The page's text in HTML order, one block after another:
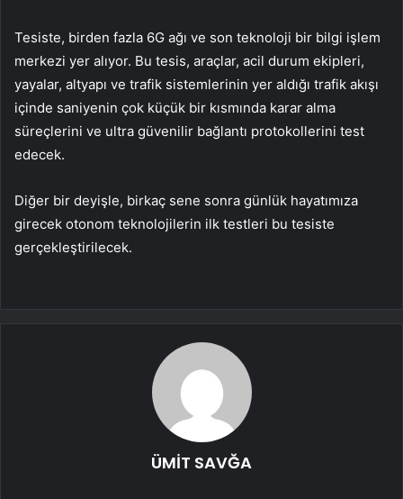
Tesiste, birden fazla 6G ağı ve son teknoloji bir bilgi işlem
merkezi yer alıyor. Bu tesis, araçlar, acil durum ekipleri,
yayalar, altyapı ve trafik sistemlerinin yer aldığı trafik akışı
içinde saniyenin çok küçük bir kısmında karar alma
süreçlerini ve ultra güvenilir bağlantı protokollerini test
edecek.
Diğer bir deyişle, birkaç sene sonra günlük hayatımıza
girecek otonom teknolojilerin ilk testleri bu tesiste
gerçekleştirilecek.
ÜMİT SAVĞA